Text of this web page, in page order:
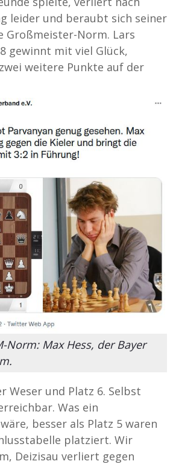
leider und beraubt sich seiner
Großmeister-Norm. Lars
gewinnt mit viel Glück,
weitere Punkte auf der
Norm: Max Hess, der Bayer
Weser und Platz 6. Selbst
Was ein
besser als Platz 5 waren
platziert. Wir
Deizisau verliert gegen